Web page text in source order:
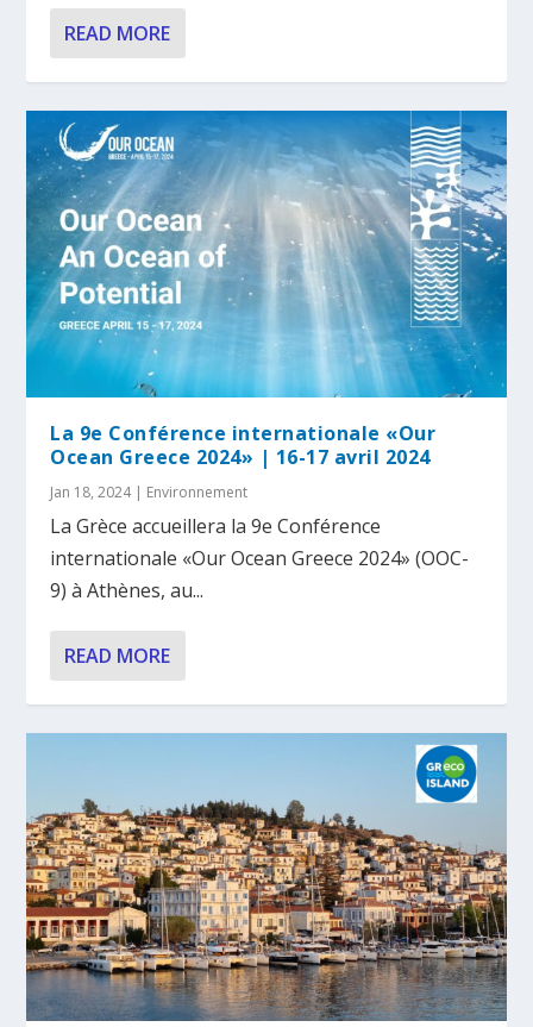
READ MORE
La 9e Conférence internationale «Our
Ocean Greece 2024» | 16-17 avril 2024
Jan 18, 2024| Environnement
La Grèce accueillera la 9e Conférence
internationale «Our Ocean Greece 2024» (OOC-
9) à Athènes, au...
READ MORE